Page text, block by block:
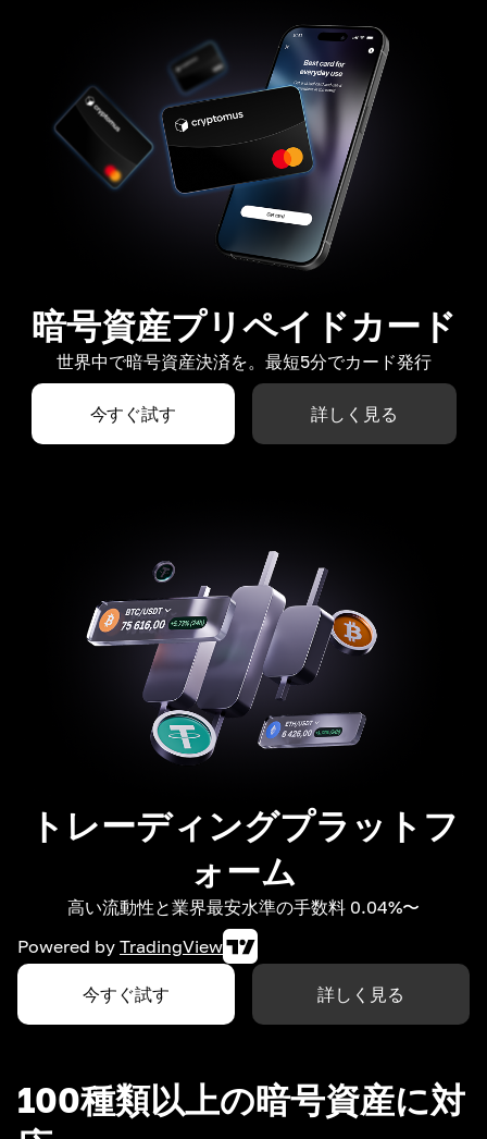
暗号資産プリペイドカード
世界中で暗号資産決済を。最短5分でカード発行
今すぐ試す 詳しく見る
トレーディングプラットフ
ォーム
高い流動性と業界最安水準の手数料 0.04%〜
Powered by TradingView
今すぐ試す 詳しく見る
100種類以上の暗号資産に対